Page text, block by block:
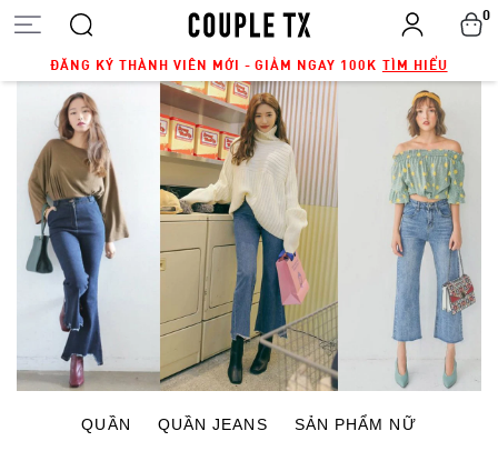
ĐĂNG KÝ THÀNH VIÊN MỚI - GIẢM NGAY 100K TÌM HIỂU
0
QUẦN QUẦN JEANS SẢN PHẨM NỮ